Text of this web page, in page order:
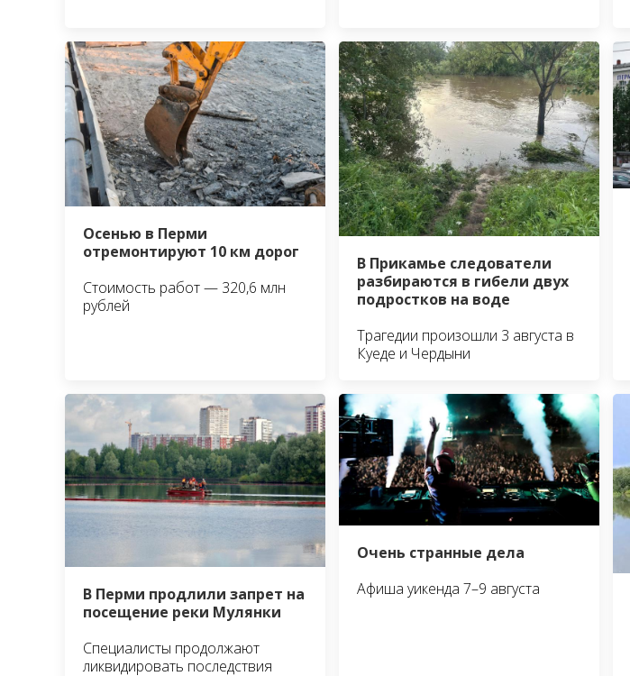
Осенью в Перми
отремонтируют 10 км дорог
Стоимость работ — 320,6 млн
рублей
В Прикамье следователи
разбираются в гибели двух
подростков на воде
Трагедии произошли 3 августа в
Куеде и Чердыни
В Перми продлили запрет на
посещение реки Мулянки
Специалисты продолжают
ликвидировать последствия
Очень странные дела
Афиша уикенда 7–9 августа